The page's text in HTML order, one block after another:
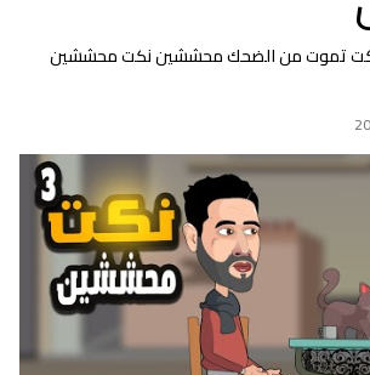
تموت من الضحك محششين نكت محششين